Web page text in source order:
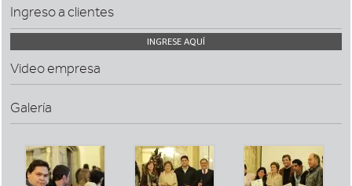
Ingreso a clientes
INGRESE AQUÍ
Video empresa
Galería